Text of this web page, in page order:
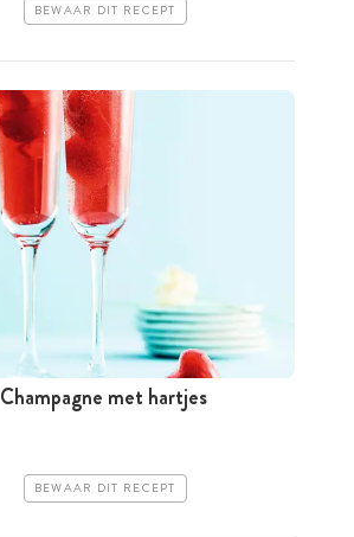
BEWAAR DIT RECEPT
Champagne met hartjes
BEWAAR DIT RECEPT